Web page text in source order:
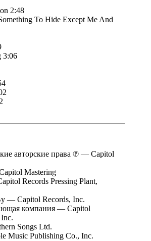
2:48
To Hide Except Me And
3:06
авторские права ℗ — Capitol
Mastering
Records Pressing Plant,
— Capitol Records, Inc.
компания — Capitol
Songs Ltd.
Music Publishing Co., Inc.